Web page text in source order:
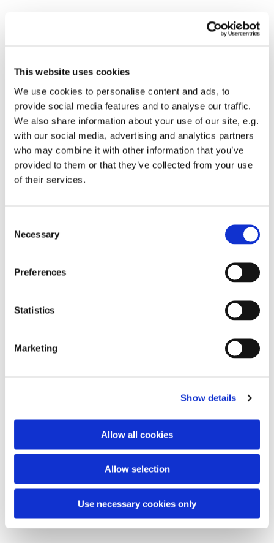
This website uses cookies
We use cookies to personalise content and ads, to
provide social media features and to analyse our traffic.
We also share information about your use of our site, e.g.
with our social media, advertising and analytics partners
who may combine it with other information that you’ve
provided to them or that they’ve collected from your use
of their services.
Selection
Necessary
Preferences
Statistics
Marketing
Show details
Allow all cookies
Allow selection
Use necessary cookies only
Dies könnte Sie auch